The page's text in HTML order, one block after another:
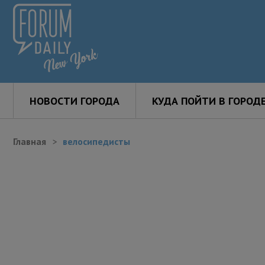
НОВОСТИ ГОРОДА КУДА ПОЙТИ В
Главная велосипедисты